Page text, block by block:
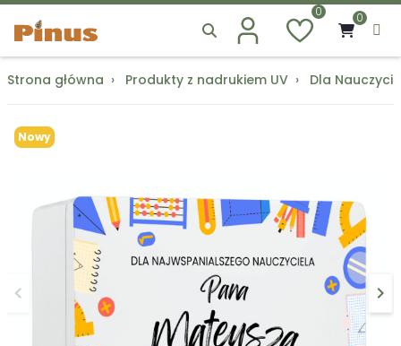
0 0
Strona główna Produkty z nadrukiem UV Dla
Nowy
Poprzedni
keyboard_arrow_left keyboard_arrow_right